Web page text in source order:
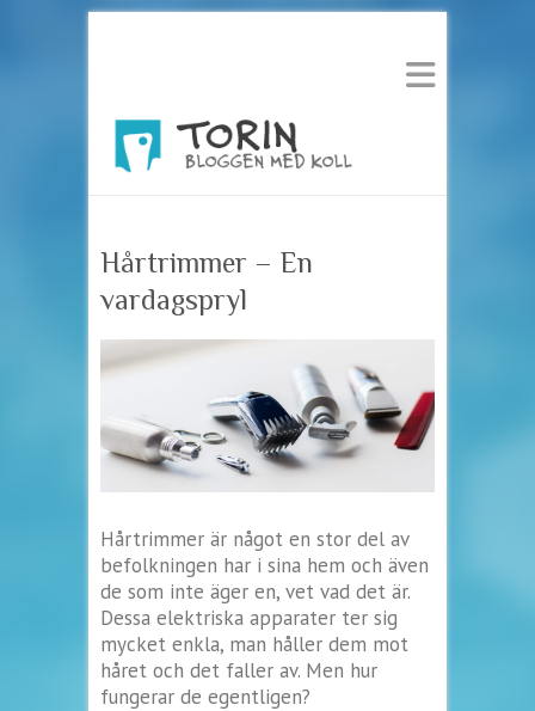
Hårtrimmer – En
vardagspryl
Hårtrimmer är något en stor del av
befolkningen har i sina hem och även
de som inte äger en, vet vad det är.
Dessa elektriska apparater ter sig
mycket enkla, man håller dem mot
håret och det faller av. Men hur
fungerar de egentligen?